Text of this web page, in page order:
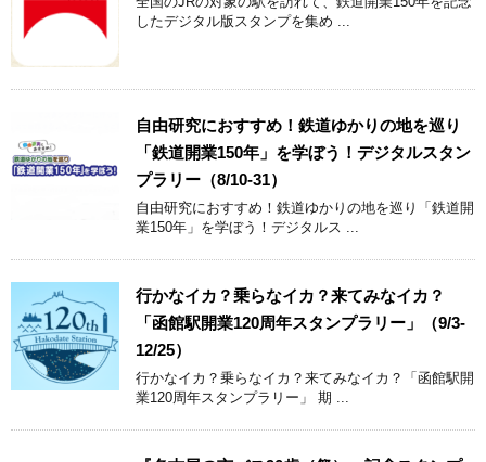
したデジタル版スタンプを集め ...
自由研究におすすめ！鉄道ゆかりの地を巡り
「鉄道開業150年」を学ぼう！デジタルスタン
プラリー（8/10-31）
自由研究におすすめ！鉄道ゆかりの地を巡り「鉄道開
業150年」を学ぼう！デジタルス ...
行かなイカ？乗らなイカ？来てみなイカ？
「函館駅開業120周年スタンプラリー」（9/3-
12/25）
行かなイカ？乗らなイカ？来てみなイカ？「函館駅開
業120周年スタンプラリー」 期 ...